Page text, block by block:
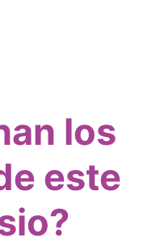
los
este